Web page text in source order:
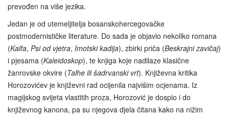
prevođen na više jezika.
Jedan je od utemeljitelja bosanskohercegovačke
postmodernističke literature. Do sada je objavio nekoliko romana
(Kalfa, Psi od vjetra, Imotski kadija), zbirki priča (Beskrajni zavičaj)
i pjesama (Kaleidoskop), te knjiga koje nadilaze klasične
žanrovske okvire (Talhe ili šadrvanski vrt). Književna kritika
Horozovićev je književni rad ocijenila najvišim ocjenama. Iz
magijskog svijeta vlastitih proza, Horozović je dospio i do
književnog kanona, pa su njegova djela čitana kako na nižim